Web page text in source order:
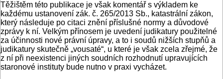
Těžištěm této publikace je však komen­tář s výkladem ke
každému ustanovení zák. č. 265/2013 Sb., katastrální zákon,
který následuje po citaci znění příslušné normy a důvodové
zprávy k ní. Velkým přínosem je uvedení judikatury použitel­né
za účinnosti nové právní úpravy, a to i soudů nižších stupňů a
judikatury sku­tečně „vousaté“, u které je však zcela zřej­mé, že
z ní při neexistenci jiných soud­ních rozhodnutí upravujících
staronové instituty bude nutno v praxi vycházet.